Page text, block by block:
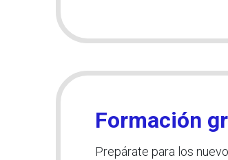
Formación
Prepárate para los